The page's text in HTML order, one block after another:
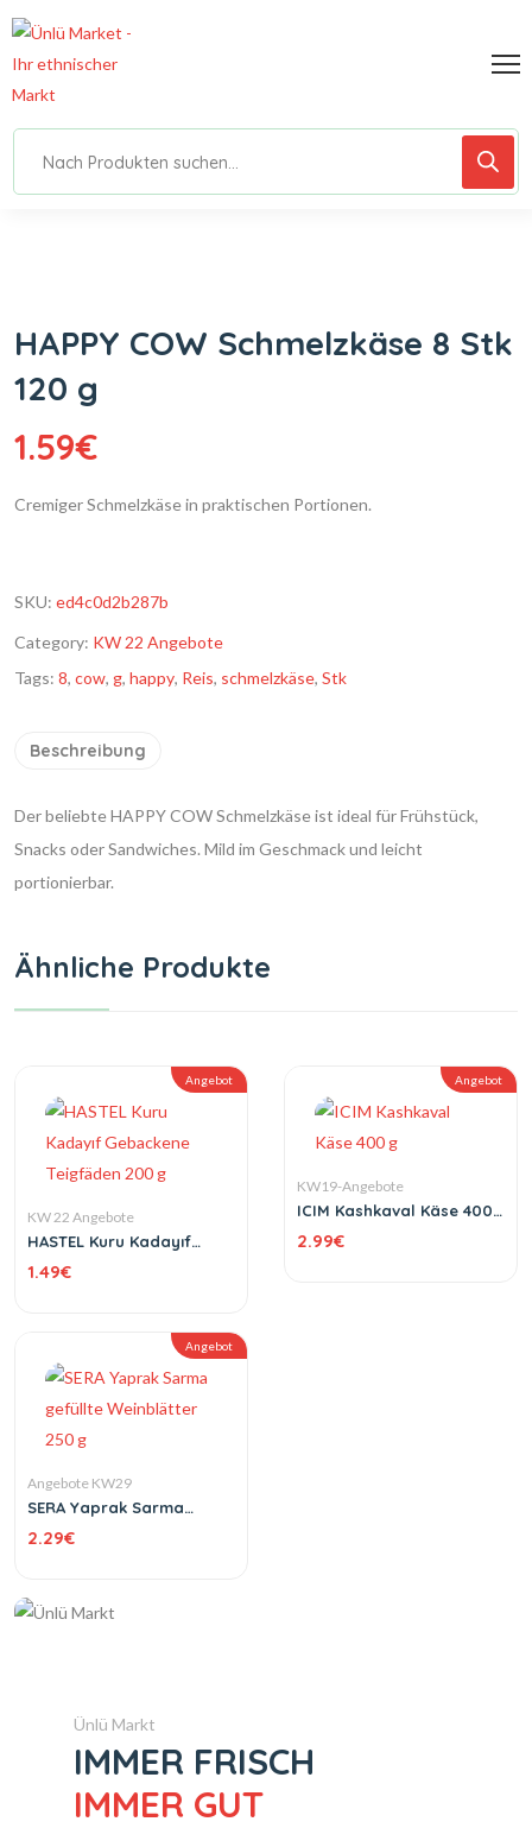
HAPPY COW Schmelzkäse 8 Stk
120 g
1.59€
Cremiger Schmelzkäse in praktischen Portionen.
SKU: ed4c0d2b287b
Category: KW 22 Angebote
Tags: 8, cow, g, happy, Reis, schmelzkäse, Stk
Beschreibung
Der beliebte HAPPY COW Schmelzkäse ist ideal für Frühstück,
Snacks oder Sandwiches. Mild im Geschmack und leicht
portionierbar.
Ähnliche Produkte
Angebot
KW 22 Angebote
HASTEL Kuru Kadayıf
g
1.49€
Angebot
KW19-Angebote
ICIM Kashkaval Käse 400
2.99€
Angebot
Angebote KW29
SERA Yaprak Sarma
g
2.29€
Ünlü Markt
IMMER FRISCH
IMMER GUT